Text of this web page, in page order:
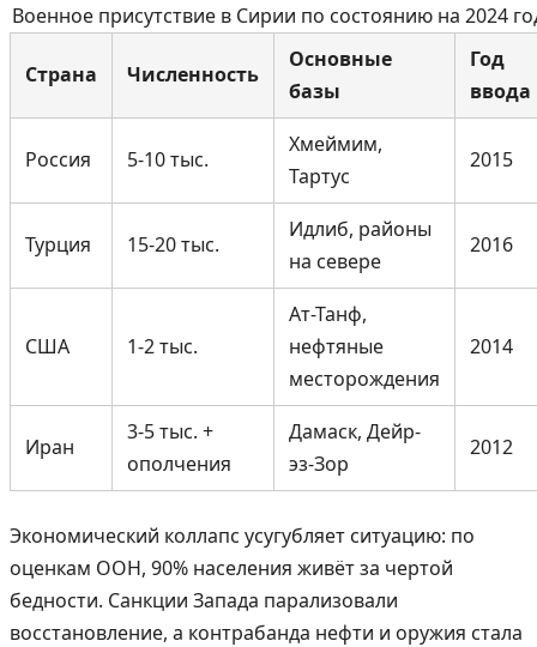
Военное присутствие в Сирии по состоянию на 2024
Страна Численность
Основные
базы
Год
ввода
Россия 5-10 тыс.
Хмеймим,
Тартус
2015
Турция 15-20 тыс.
Идлиб, районы
на севере
2016
США 1-2 тыс.
Ат-Танф,
нефтяные
месторождения
2014
Иран
3-5 тыс. +
ополчения
Дамаск, Дейр-
эз-Зор
2012
Экономический коллапс усугубляет ситуацию: по
оценкам ООН, 90% населения живёт за чертой
бедности. Санкции Запада парализовали
восстановление, а контрабанда нефти и оружия стала